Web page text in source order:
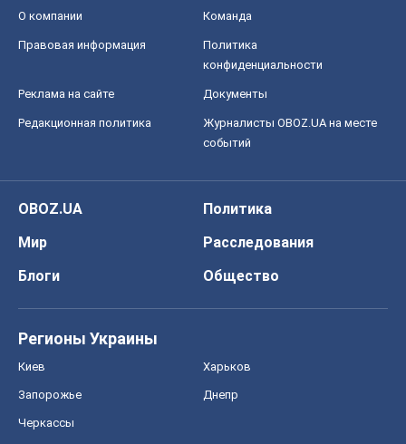
О компании Команда
Правовая информация
Политика
конфиденциальности
Реклама на сайте Документы
Редакционная политика
Журналисты OBOZ.UA на месте
событий
OBOZ.UA
Политика
Мир
Расследования
Блоги
Общество
Регионы Украины
Киев Харьков
Запорожье Днепр
Черкассы